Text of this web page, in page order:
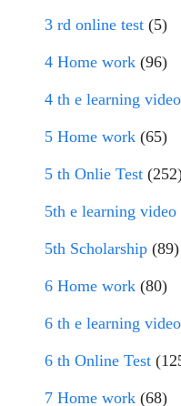
3 rd online test (5)
4 Home work (96)
4 th e learning video
5 Home work (65)
5 th Onlie Test
5th e learning video
5th Scholarship (89)
6 Home work (80)
6 th e learning video
6 th Online Test
7 Home work (68)